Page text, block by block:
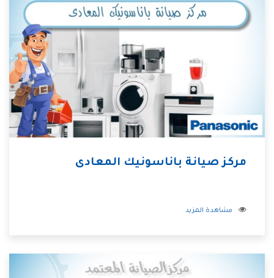
مركز صيانة باناسونيك المعادى
مشاهدة المزيد